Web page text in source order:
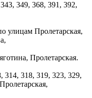
349, 368, 391, 392,
улицам Пролетарская,
Пролетарская.
318, 319, 323, 329,